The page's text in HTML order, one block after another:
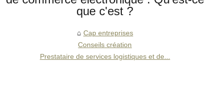
que c'est ?
Cap entreprises
Conseils création
Prestataire de services logistiques et de...